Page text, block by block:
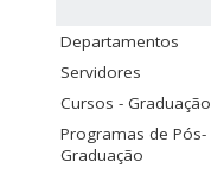
Departamentos
Servidores
Cursos - Graduação
Programas de Pós-
Graduação